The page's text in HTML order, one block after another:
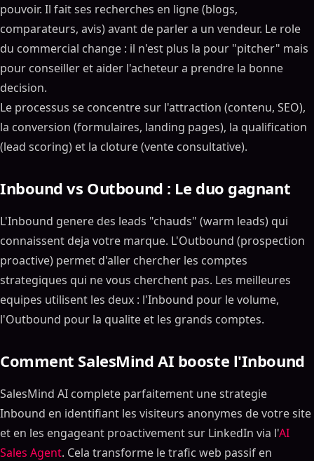
pouvoir. Il fait ses recherches en ligne (blogs,
comparateurs, avis) avant de parler a un vendeur. Le role
du commercial change : il n'est plus la pour "pitcher" mais
pour conseiller et aider l'acheteur a prendre la bonne
decision.
Le processus se concentre sur l'attraction (contenu, SEO),
la conversion (formulaires, landing pages), la qualification
(lead scoring) et la cloture (vente consultative).
Inbound vs Outbound : Le duo gagnant
L'Inbound genere des leads "chauds" (warm leads) qui
connaissent deja votre marque. L'Outbound (prospection
proactive) permet d'aller chercher les comptes
strategiques qui ne vous cherchent pas. Les meilleures
equipes utilisent les deux : l'Inbound pour le volume,
l'Outbound pour la qualite et les grands comptes.
Comment SalesMind AI booste l'Inbound
SalesMind AI complete parfaitement une strategie
Inbound en identifiant les visiteurs anonymes de votre site
et en les engageant proactivement sur LinkedIn via l'AI
Sales Agent. Cela transforme le trafic web passif en